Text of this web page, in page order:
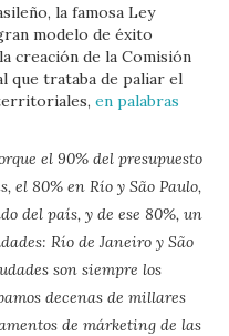
la famosa Ley
modelo de éxito
creación de la Comisión
que trataba de paliar el
en palabras
el 90% del presupuesto
el 80% en Río y São Paulo,
del país, y de ese 80%, un
Río de Janeiro y São
son siempre los
decenas de millares
de márketing de las